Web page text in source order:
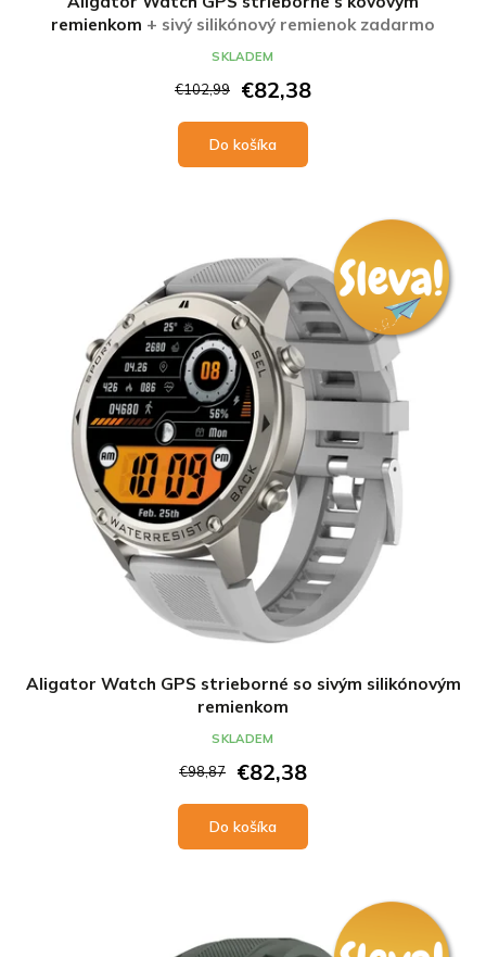
remienkom + sivý silikónový remienok zadarmo
€102,99 €82,38
Do košíka
SKLADEM
Aligator Watch GPS strieborné so sivým silikónovým
remienkom
€98,87 €82,38
Do košíka
SKLADEM